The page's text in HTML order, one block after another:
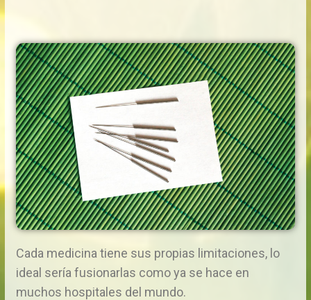
Cada medicina tiene sus propias limitaciones, lo
ideal sería fusionarlas como ya se hace en
muchos hospitales del mundo.